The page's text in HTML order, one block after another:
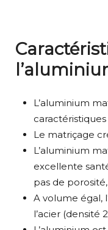
L’aluminium
Le matriçage
L’aluminium
excellente
pas de
A volume égal,
l’acier (densité